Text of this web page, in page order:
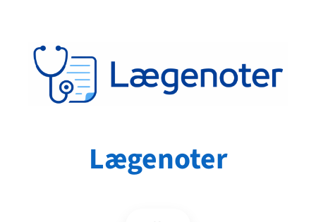
indhold
Lægenoter